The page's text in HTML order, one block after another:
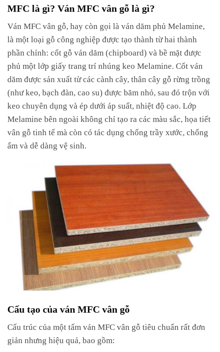
MFC là gì? Ván MFC vân gỗ là gì?
Ván MFC vân gỗ, hay còn gọi là ván dăm phủ Melamine,
là một loại gỗ công nghiệp được tạo thành từ hai thành
phần chính: cốt gỗ ván dăm (chipboard) và bề mặt được
phủ một lớp giấy trang trí nhúng keo Melamine. Cốt ván
dăm được sản xuất từ các cành cây, thân cây gỗ rừng trồng
(như keo, bạch đàn, cao su) được băm nhỏ, sau đó trộn với
keo chuyên dụng và ép dưới áp suất, nhiệt độ cao. Lớp
Melamine bên ngoài không chỉ tạo ra các màu sắc, họa tiết
vân gỗ tinh tế mà còn có tác dụng chống trầy xước, chống
ẩm và dễ dàng vệ sinh.
Cấu tạo của ván MFC vân gỗ
Cấu trúc của một tấm ván MFC vân gỗ tiêu chuẩn rất đơn
giản nhưng hiệu quả, bao gồm: